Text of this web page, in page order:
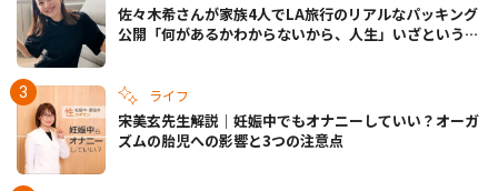
佐々木希さんが家族4人でLA旅行のリアルなパッキング
公開「何があるかわからないから、人生」いざというと
ライフ
宋美玄先生解説｜妊娠中でもオナニーしていい？オーガ
ズムの胎児への影響と3つの注意点